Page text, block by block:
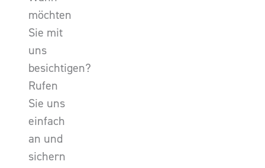
möchten
Sie mit
uns
besichtigen?
Rufen
Sie uns
einfach
an und
sichern